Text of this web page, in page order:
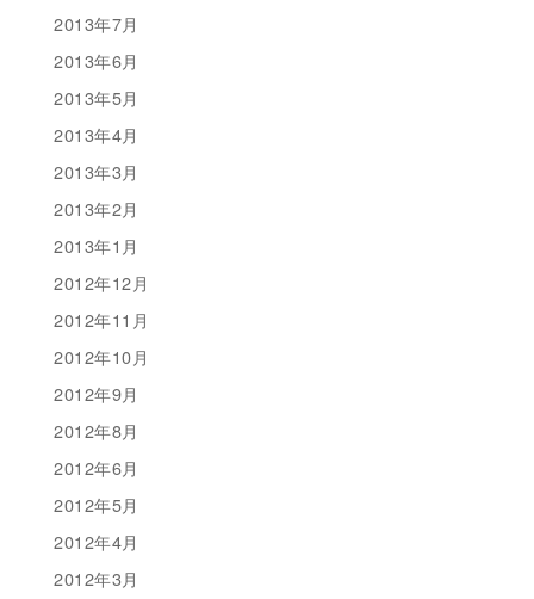
2013年7月
2013年6月
2013年5月
2013年4月
2013年3月
2013年2月
2013年1月
2012年12月
2012年11月
2012年10月
2012年9月
2012年8月
2012年6月
2012年5月
2012年4月
2012年3月